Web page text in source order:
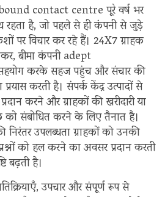
contact centre पूरे वर्ष भर
रहता है, जो पहले से ही कंपनी से जुड़े
विचार कर रहे हैं। 24X7 ग्राहक
बीमा कंपनी adept
करके सहज पहुंच और संचार की
करती है। संपर्क केंद्र उत्पादों से
करने और ग्राहकों की खरीदारी या
संबोधित करने के लिए तैनात है।
उपलब्धता ग्राहकों को उनकी
को हल करने का अवसर प्रदान करती
बढ़ती है।
उपचार और संपूर्ण रूप से